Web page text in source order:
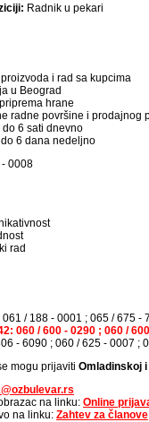
Radnik u pekari
i rad sa kupcima
u Beograd
hrane
radne površine i prodajnog
6 sati dnevno
6 dana nedeljno
0008
rad
/ 188 - 0001 ; 065 / 675 -
060 / 600 - 0290 ; 060 /
- 6090 ; 060 / 625 - 0007 ;
mogu prijaviti Omladinskoj
na linku: Online
na linku: Zahtev za članove